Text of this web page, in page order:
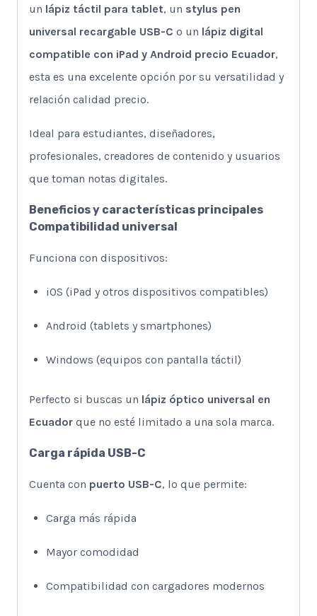
un lápiz táctil para tablet, un stylus pen
universal recargable USB-C o un lápiz digital
compatible con iPad y Android precio Ecuador,
esta es una excelente opción por su versatilidad y
relación calidad precio.
Ideal para estudiantes, diseñadores,
profesionales, creadores de contenido y usuarios
que toman notas digitales.
Beneficios y características principales
Compatibilidad universal
Funciona con dispositivos:
iOS (iPad y otros dispositivos compatibles)
Android (tablets y smartphones)
Windows (equipos con pantalla táctil)
Perfecto si buscas un lápiz óptico universal en
Ecuador que no esté limitado a una sola marca.
Carga rápida USB-C
Cuenta con puerto USB-C, lo que permite:
Carga más rápida
Mayor comodidad
Compatibilidad con cargadores modernos